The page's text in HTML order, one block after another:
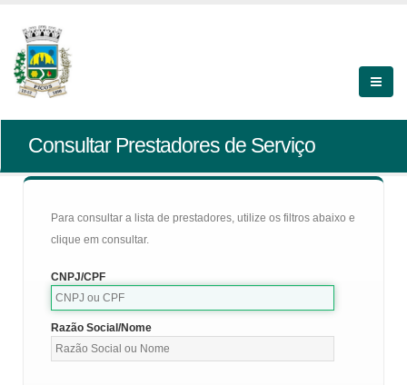
Consultar Prestadores de Serviço
Para consultar a lista de prestadores, utilize os filtros abaixo e
clique em consultar.
CNPJ/CPF
Razão Social/Nome